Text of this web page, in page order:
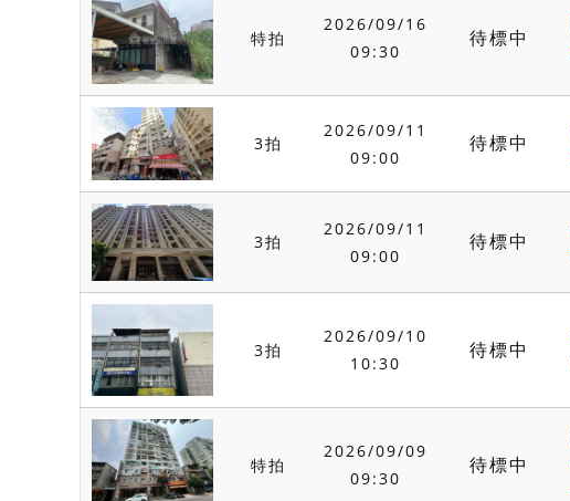
特拍
2026/09/16
09:30
待標中
3拍
2026/09/11
09:00
待標中
3拍
2026/09/11
09:00
待標中
3拍
2026/09/10
10:30
待標中
特拍
2026/09/09
09:30
待標中